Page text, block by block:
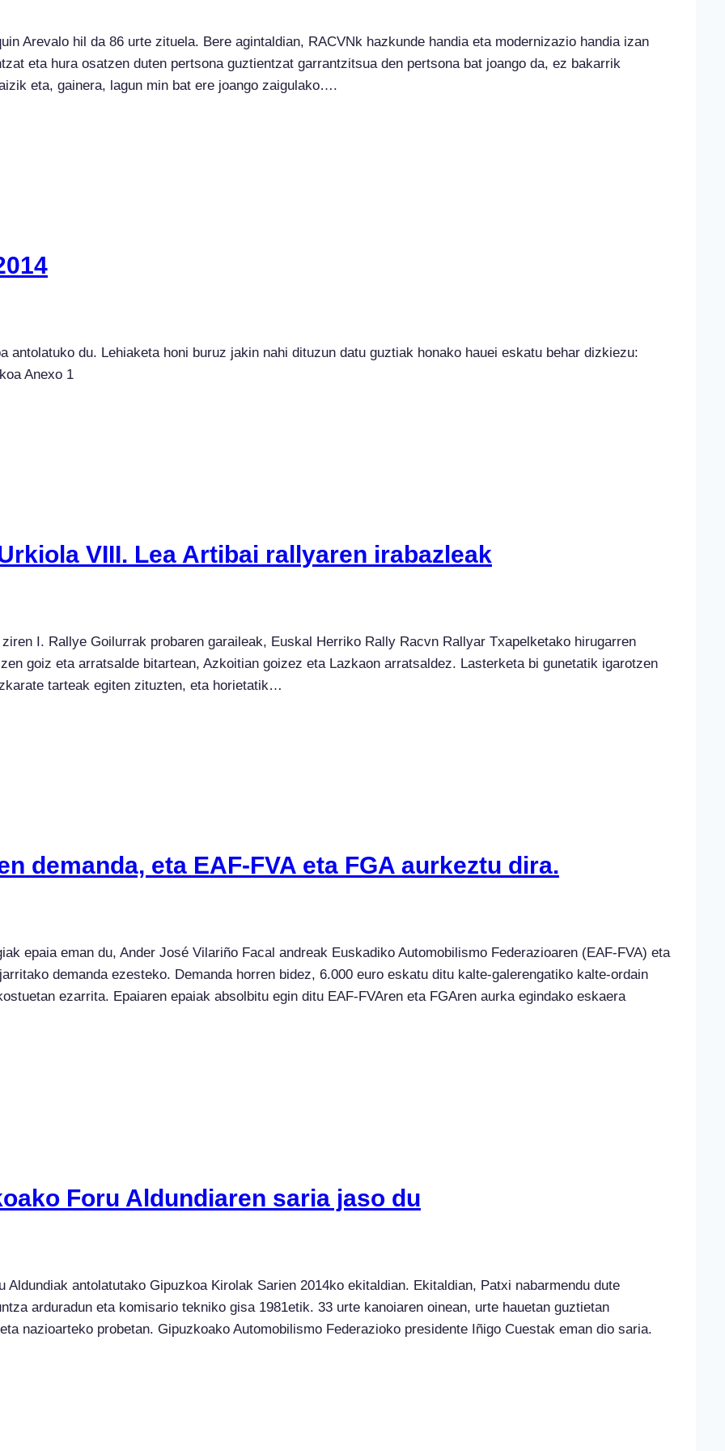
Arevalo hil da 86 urte zituela. Bere agintaldian, RACVNk hazkunde handia eta modernizazio handia izan
eta hura osatzen duten pertsona guztientzat garrantzitsua den pertsona bat joango da, ez bakarrik
eta, gainera, lagun min bat ere joango zaigulako….
antolatuko du. Lehiaketa honi buruz jakin nahi dituzun datu guztiak honako hauei eskatu behar dizkiezu:
Anexo 1
VIII. Lea Artibai rallyaren irabazleak
I. Rallye Goilurrak probaren garaileak, Euskal Herriko Rally Racvn Rallyar Txapelketako hirugarren
goiz eta arratsalde bitartean, Azkoitian goizez eta Lazkaon arratsaldez. Lasterketa bi gunetatik igarotzen
tarteak egiten zituzten, eta horietatik…
demanda, eta EAF-FVA eta FGA aurkeztu dira.
epaia eman du, Ander José Vilariño Facal andreak Euskadiko Automobilismo Federazioaren (EAF-FVA) eta
demanda ezesteko. Demanda horren bidez, 6.000 euro eskatu ditu kalte-galerengatiko kalte-ordain
ezarrita. Epaiaren epaiak absolbitu egin ditu EAF-FVAren eta FGAren aurka egindako eskaera
Foru Aldundiaren saria jaso du
antolatutako Gipuzkoa Kirolak Sarien 2014ko ekitaldian. Ekitaldian, Patxi nabarmendu dute
arduradun eta komisario tekniko gisa 1981etik. 33 urte kanoiaren oinean, urte hauetan guztietan
nazioarteko probetan. Gipuzkoako Automobilismo Federazioko presidente Iñigo Cuestak eman dio saria.